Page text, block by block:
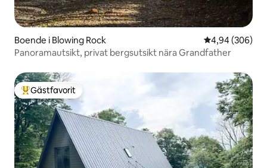
Boende i Blowing Rock 4,94 av 5 i
4,94 (306)
Panoramautsikt, privat bergsutsikt nära Grandfather
Populär gästfavorit
Gästfavorit